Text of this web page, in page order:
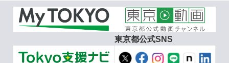
東京都公式SNS